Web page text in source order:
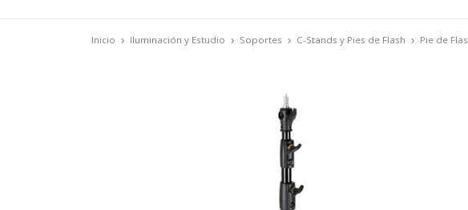
Inicio Iluminación y Estudio Soportes C-Stands y Pies de Flash Pie de